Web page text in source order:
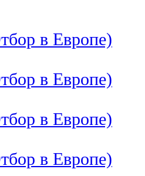
в Европе)
в Европе)
в Европе)
в Европе)